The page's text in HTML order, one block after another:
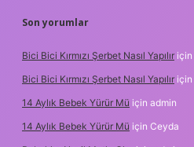
Son yorumlar
Bici Bici Kırmızı Şerbet Nasıl Yapılır için
Bici Bici Kırmızı Şerbet Nasıl Yapılır için
14 Aylık Bebek Yürür Mü için admin
14 Aylık Bebek Yürür Mü için Ceyda